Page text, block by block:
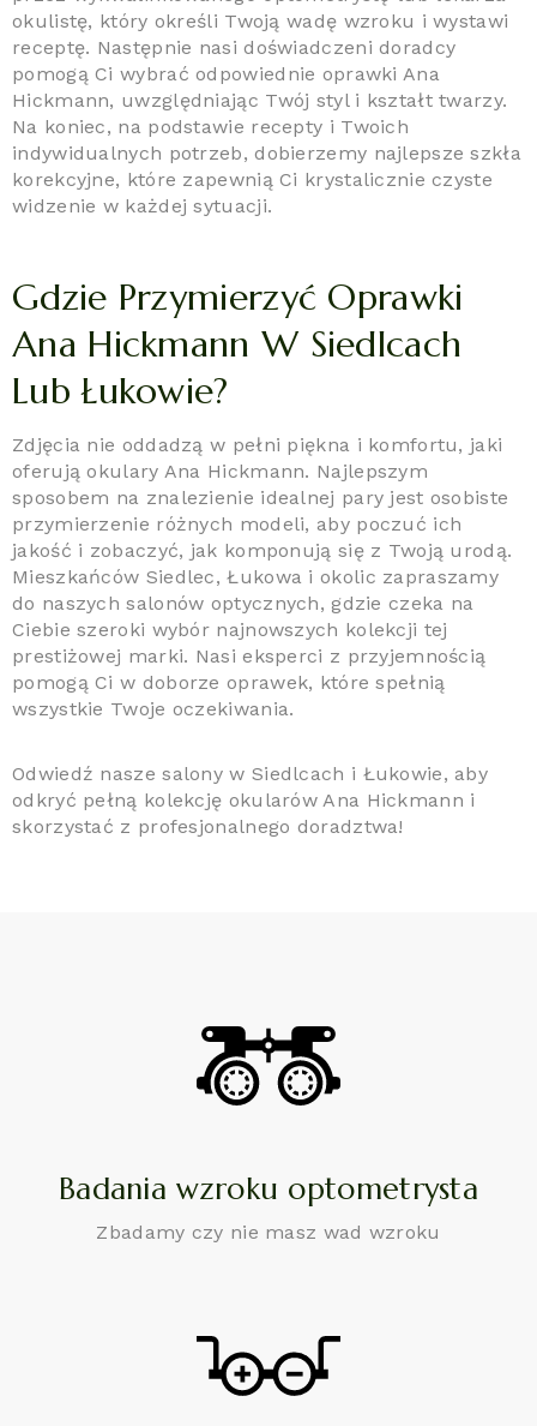
okulistę, który określi Twoją wadę wzroku i wystawi
receptę. Następnie nasi doświadczeni doradcy
pomogą Ci wybrać odpowiednie oprawki Ana
Hickmann, uwzględniając Twój styl i kształt twarzy.
Na koniec, na podstawie recepty i Twoich
indywidualnych potrzeb, dobierzemy najlepsze szkła
korekcyjne, które zapewnią Ci krystalicznie czyste
widzenie w każdej sytuacji.
Gdzie Przymierzyć Oprawki
Ana Hickmann W Siedlcach
Lub Łukowie?
Zdjęcia nie oddadzą w pełni piękna i komfortu, jaki
oferują okulary Ana Hickmann. Najlepszym
sposobem na znalezienie idealnej pary jest osobiste
przymierzenie różnych modeli, aby poczuć ich
jakość i zobaczyć, jak komponują się z Twoją urodą.
Mieszkańców Siedlec, Łukowa i okolic zapraszamy
do naszych salonów optycznych, gdzie czeka na
Ciebie szeroki wybór najnowszych kolekcji tej
prestiżowej marki. Nasi eksperci z przyjemnością
pomogą Ci w doborze oprawek, które spełnią
wszystkie Twoje oczekiwania.
Odwiedź nasze salony w Siedlcach i Łukowie, aby
odkryć pełną kolekcję okularów Ana Hickmann i
skorzystać z profesjonalnego doradztwa!
Badania wzroku optometrysta
Zbadamy czy nie masz wad wzroku